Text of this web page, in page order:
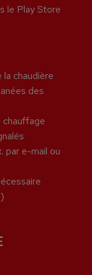
le Play Store
chaudière
des
chauffage
par e-mail ou